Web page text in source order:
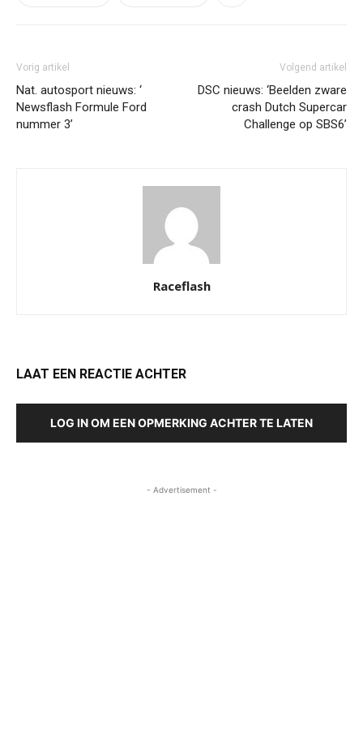
Vorig artikel
Nat. autosport nieuws: ‘
Newsflash Formule Ford
nummer 3’
Volgend artikel
DSC nieuws: ‘Beelden zware
crash Dutch Supercar
Challenge op SBS6’
Raceflash
LAAT EEN REACTIE ACHTER
LOG IN OM EEN OPMERKING ACHTER TE LATEN
- Advertisement -